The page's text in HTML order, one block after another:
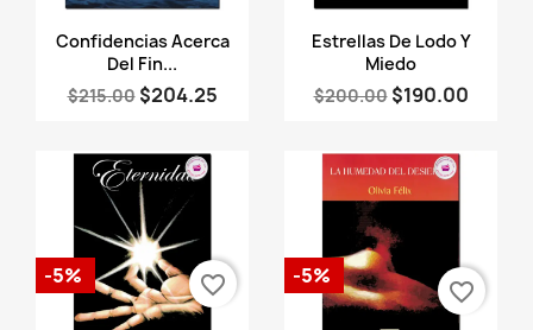
Vista rápida
Confidencias Acerca
Del Fin...
$215.00 $204.25
Vista rápida
Estrellas De Lodo Y
Miedo
$200.00 $190.00
-5% favorite_border -5%
favorite_border